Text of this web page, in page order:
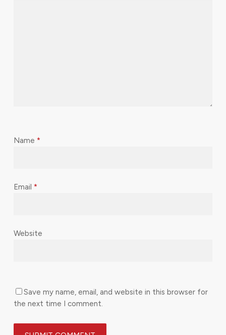
Name *
Email *
Website
Save my name, email, and website in this browser for
the next time I comment.